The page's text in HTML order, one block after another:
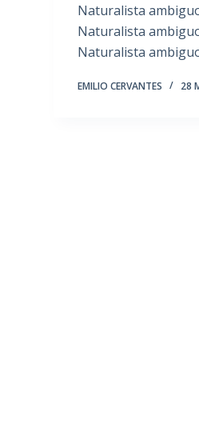
Naturalista
Naturalista
Naturalista
EMILIO CERVANTES 28